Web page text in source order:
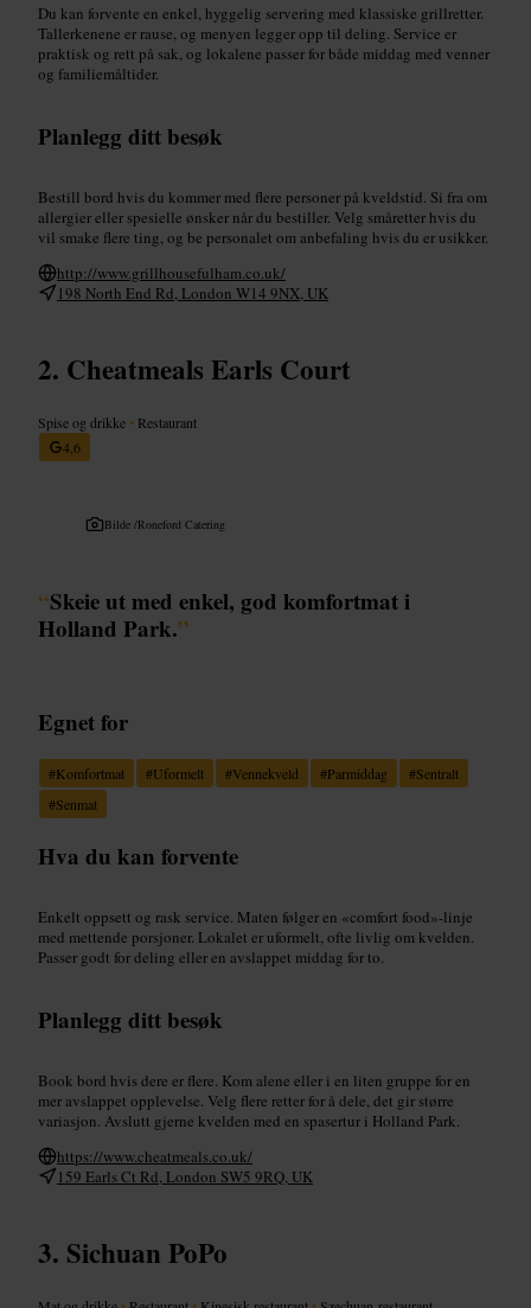
Du kan forvente en enkel, hyggelig servering med klassiske grillretter.
Tallerkenene er rause, og menyen legger opp til deling. Service er
praktisk og rett på sak, og lokalene passer for både middag med venner
og familiemåltider.
Planlegg ditt besøk
Bestill bord hvis du kommer med flere personer på kveldstid. Si fra om
allergier eller spesielle ønsker når du bestiller. Velg småretter hvis du
vil smake flere ting, og be personalet om anbefaling hvis du er usikker.
http://www.grillhousefulham.co.uk/
198 North End Rd, London W14 9NX, UK
Cheatmeals Earls Court
Spise og drikke • Restaurant
4,6
Bilde /Roneford Catering
“Skeie ut med enkel, god komfortmat i
Holland Park.”
Egnet for
#Komfortmat #Uformelt #Vennekveld #Parmiddag #Sentralt
#Senmat
Hva du kan forvente
Enkelt oppsett og rask service. Maten følger en «comfort food»-linje
med mettende porsjoner. Lokalet er uformelt, ofte livlig om kvelden.
Passer godt for deling eller en avslappet middag for to.
Planlegg ditt besøk
Book bord hvis dere er flere. Kom alene eller i en liten gruppe for en
mer avslappet opplevelse. Velg flere retter for å dele, det gir større
variasjon. Avslutt gjerne kvelden med en spasertur i Holland Park.
https://www.cheatmeals.co.uk/
159 Earls Ct Rd, London SW5 9RQ, UK
Sichuan PoPo